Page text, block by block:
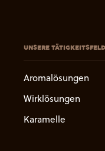
UNSERE
Aromalösungen
Wirklösungen
Karamelle